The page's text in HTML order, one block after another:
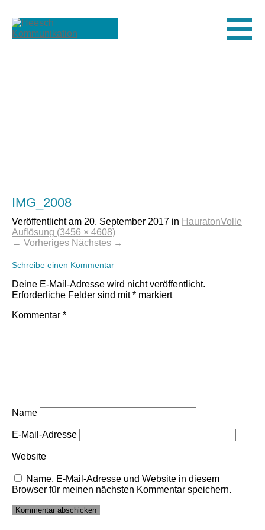
IMG_2008
Veröffentlicht am 20. September 2017 in HauratonVolle
Auflösung (3456 × 4608)
← Vorheriges Nächstes →
Schreibe einen Kommentar
Deine E-Mail-Adresse wird nicht veröffentlicht.
Erforderliche Felder sind mit* markiert
Kommentar *
Name
E-Mail-Adresse
Website
Name, E-Mail-Adresse und Website in diesem
Browser für meinen nächsten Kommentar speichern.